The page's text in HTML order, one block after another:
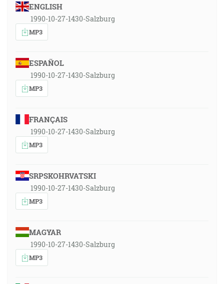
ENGLISH
1990-10-27-1430-Salzburg
MP3
ESPAÑOL
1990-10-27-1430-Salzburg
MP3
FRANÇAIS
1990-10-27-1430-Salzburg
MP3
SRPSKOHRVATSKI
1990-10-27-1430-Salzburg
MP3
MAGYAR
1990-10-27-1430-Salzburg
MP3